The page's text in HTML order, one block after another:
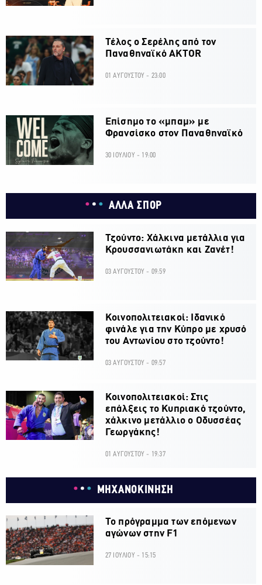
Τέλος ο Σερέλης από τον
Παναθηναϊκό AKTOR
01 ΑΥΓΟΥΣΤΟΥ - 23:00
Επίσημο το «μπαμ» με
Φρανσίσκο στον Παναθηναϊκό
30 ΙΟΥΛΙΟΥ - 19:00
ΑΛΛΑ ΣΠΟΡ
Τζούντο: Χάλκινα μετάλλια για
Κρουσσανιωτάκη και Ζανέτ!
03 ΑΥΓΟΥΣΤΟΥ - 09:59
Κοινοπολιτειακοί: Ιδανικό
φινάλε για την Κύπρο με χρυσό
του Αντωνίου στο τζούντο!
03 ΑΥΓΟΥΣΤΟΥ - 09:57
Κοινοπολιτειακοί: Στις
επάλξεις το Κυπριακό τζούντο,
χάλκινο μετάλλιο ο Οδυσσέας
Γεωργάκης!
01 ΑΥΓΟΥΣΤΟΥ - 19:37
ΜΗΧΑΝΟΚΙΝΗΣΗ
Το πρόγραμμα των επόμενων
αγώνων στην F1
27 ΙΟΥΛΙΟΥ - 15:15